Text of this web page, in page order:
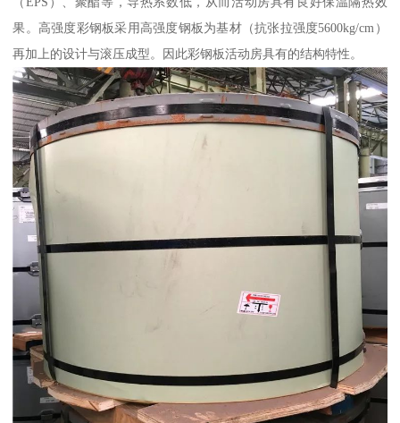
果。高强度彩钢板采用高强度钢板为基材（抗张拉强度5600kg/cm）
再加上的设计与滚压成型。因此彩钢板活动房具有的结构特性。